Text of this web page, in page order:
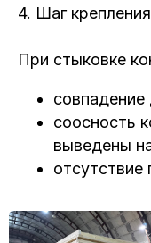
4. Шаг
При стыковке
соосность
выведены
отсутствие